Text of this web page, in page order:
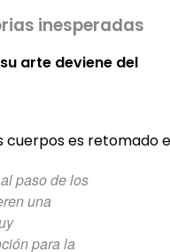
inesperadas
su arte deviene del
cuerpos es retomado
paso de los
una
para la